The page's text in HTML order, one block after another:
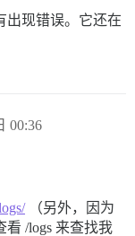
出现错误。它还在
00:36
（另外，因为
看 /logs 来查找我